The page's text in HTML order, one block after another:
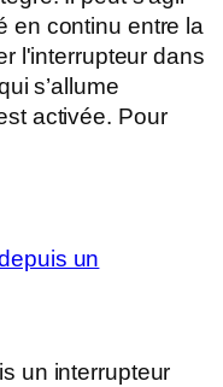
en continu entre la
l'interrupteur dans
s’allume
activée. Pour
un
un interrupteur